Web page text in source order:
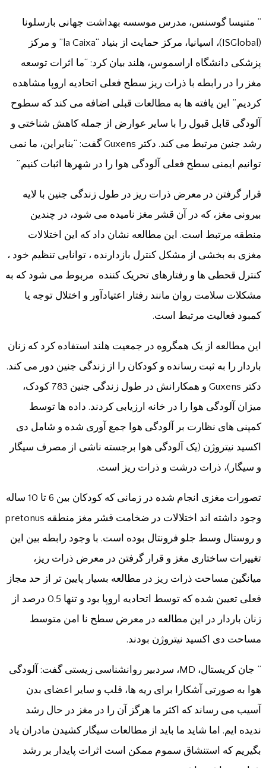
” متنیسا گوسنس، مدرس موسسه بهداشت جهانی بارسلونا
(ISGlobal)، اسپانیا، مرکز حمایت از بنیاد “la Caixa” و مرکز
پزشکی دانشگاه اراسموس، هلند بیان کرد: “ما اثرات توسعه
مغز را در رابطه با ذرات ریز سطح فعلی اتحادیه اروپا مشاهده
کردیم.” این یافته ها به مطالعات قبلی اضافه می کند که سطوح
آلودگی قابل قبول را با سایر عوارض از جمله کاهش شناختی و
رشد جنین مرتبط می کند. دکتر Guxens گفت: “بنابراین، ما نمی
توانیم ایمنی سطح فعلی آلودگی هوا را در شهرها اثبات کنیم.”
قرار گرفتن در معرض ذرات ریز در طول زندگی جنین با لایه
بیرونی مغز، که در آن قشر مغز نامیده می شود، در چندین
منطقه مرتبط است. این مطالعه نشان داد که این اختلالات
مغزی به بخشی از مشکل کنترل بازدارنده ، توانایی تنظیم خود ،
کنترل قحطی ها و رفتارهای تحریک کننده مربوط می شود که به
مشکلات سلامت روان مانند رفتار اعتیادآور و اختلال توجه یا
کمبود فعالیت مرتبط است.
این مطالعه از یک همگروه در جمعیت هلند استفاده کرد که زنان
باردار را به ثبت رسانده و کودکان را از زندگی جنین دور می کند.
دکتر Guxens و همکارانش در طول زندگی جنین 783 کودک،
میزان آلودگی هوا را در خانه ارزیابی کردند. داده ها توسط
کمپنی های نظارت بر آلودگی هوا جمع آوری شده و شامل دی
اکسید نیتروژن (یک آلودگی هوا برجسته ناشی از مصرف سیگار
و سیگار)، ذرات درشت و ذرات ریز است.
تصورات مغزی انجام شده در زمانی که کودکان بین 6 تا 10 ساله
وجود داشته اند اختلالات در ضخامت قشر مغز منطقه pretonus
و روستال وسط جلو فرونتال بوده است. با وجود رابطه بین این
تغییرات ساختاری مغز و قرار گرفتن در معرض ذرات ریز،
میانگین مساحت ذرات ریز در مطالعه بسیار پایین تر از حد مجاز
فعلی تعیین شده که توسط اتحادیه اروپا بود و تنها 0.5 درصد از
زنان باردار در این مطالعه در معرض سطح نا امن متوسط ​​
مساحت دی اکسید نیتروژن بودند.
” جان کریستال، MD، سردبیر روانشناسی زیستی گفت: آلودگی
هوا به صورتی آشکارا برای ریه ها، قلب و سایر اعضای بدن
آسیب می رساند که اکثر ما هرگز آن را در مغز در حال رشد
ندیده ایم. اما شاید ما باید از مطالعات سیگار کشیدن مادران یاد
بگیریم که استنشاق سموم ممکن است اثرات پایدار بر رشد